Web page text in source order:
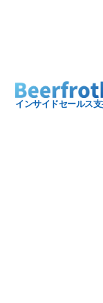
インサイドセールス